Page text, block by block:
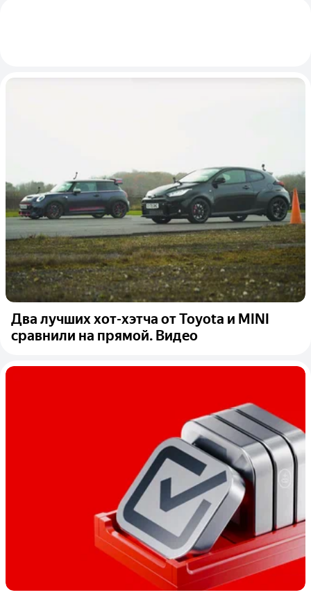
Два лучших хот-хэтча от Toyota и MINI
сравнили на прямой. Видео